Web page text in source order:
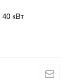
40 кВт